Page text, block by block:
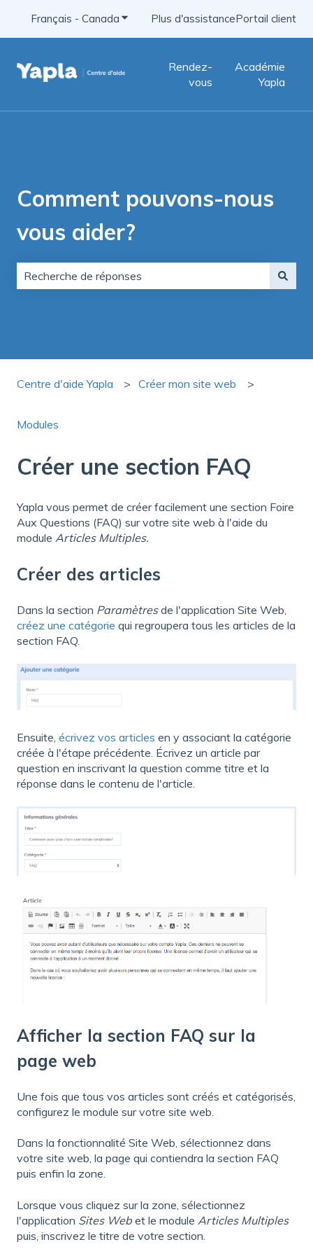
Français - Canada Afficher le sous-menu pour les
Plus d'assistancePortail client
Rendez-
vous
Académie
Yapla
Comment pouvons-nous
vous aider?
Centre d'aide Yapla Créer mon site web
Modules
Créer une section FAQ
Yapla vous permet de créer facilement une section Foire
Aux Questions (FAQ) sur votre site web à l'aide du
module Articles Multiples.
Créer des articles
Dans la section Paramètresde l'application Site Web,
créez une catégorie qui regroupera tous les articles de la
section FAQ.
Ensuite, écrivez vos articles en y associant la catégorie
créée à l'étape précédente. Écrivez un article par
question en inscrivant la question comme titre et la
réponse dans le contenu de l'article.
Afficher la section FAQ sur la
page web
Une fois que tous vos articles sont créés et catégorisés,
configurez le module sur votre site web.
Dans la fonctionnalité Site Web, sélectionnez dans
votre site web, la page qui contiendra la section FAQ
puis enfin la zone.
Lorsque vous cliquez sur la zone, sélectionnez
l'application Sites Web et le module Articles Multiples
puis, inscrivez le titre de votre section.